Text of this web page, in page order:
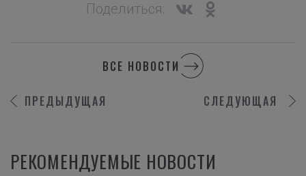
Поделиться:
ПРЕДЫДУЩАЯ
ВСЕ НОВОСТИ
СЛЕДУЮЩАЯ
РЕКОМЕНДУЕМЫЕ НОВОСТИ